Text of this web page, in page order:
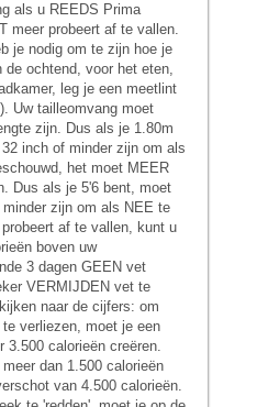
als u REEDS Prima
meer probeert af te vallen.
je nodig om te zijn hoe je
de ochtend, voor het eten,
leg je een meetlint
Uw tailleomvang moet
zijn. Dus als je 1.80m
inch of minder zijn om als
het moet MEER
Dus als je 5'6 bent, moet
zijn om als NEE te
af te vallen, kunt u
boven uw
3 dagen GEEN vet
VERMIJDEN vet te
naar de cijfers: om
verliezen, moet je een
3.500 calorieën creëren.
dan 1.500 calorieën
van 4.500 calorieën.